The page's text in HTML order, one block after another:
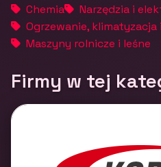
Chemia
Narzędzia i
Ogrzewanie,
Maszyny rolnicze i leśne
Firmy w tej